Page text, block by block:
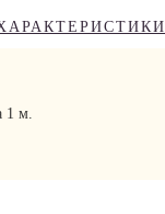
1 м.